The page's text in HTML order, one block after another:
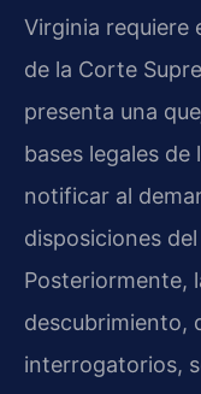
Virginia requiere
de la Corte
presenta una
bases legales de
notificar al
disposiciones
Posteriormente,
descubrimiento,
interrogatorios,